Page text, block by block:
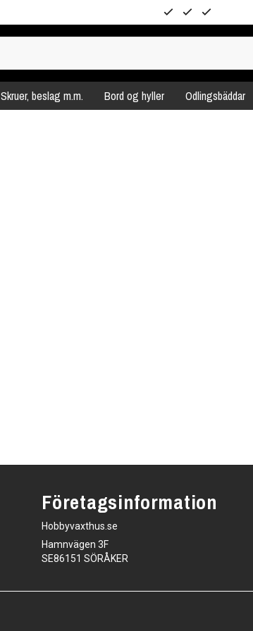
Skruer, beslag m.m. Bord og hyller Odlingsbäddar
Företagsinformation
Hobbyvaxthus.se
Hamnvägen 3F
SE86151 SÖRÅKER